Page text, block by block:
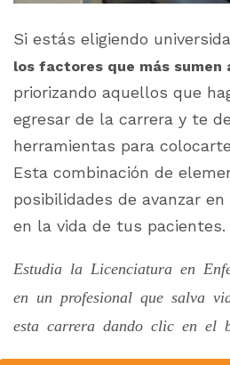
Si estás eligiendo
los factores que más sumen
priorizando aquellos que
egresar de la carrera y te
herramientas para
Esta combinación de
posibilidades de avanzar
en la vida de tus pacientes.
Estudia la Licenciatura en
en un profesional que salva
esta carrera dando clic en el